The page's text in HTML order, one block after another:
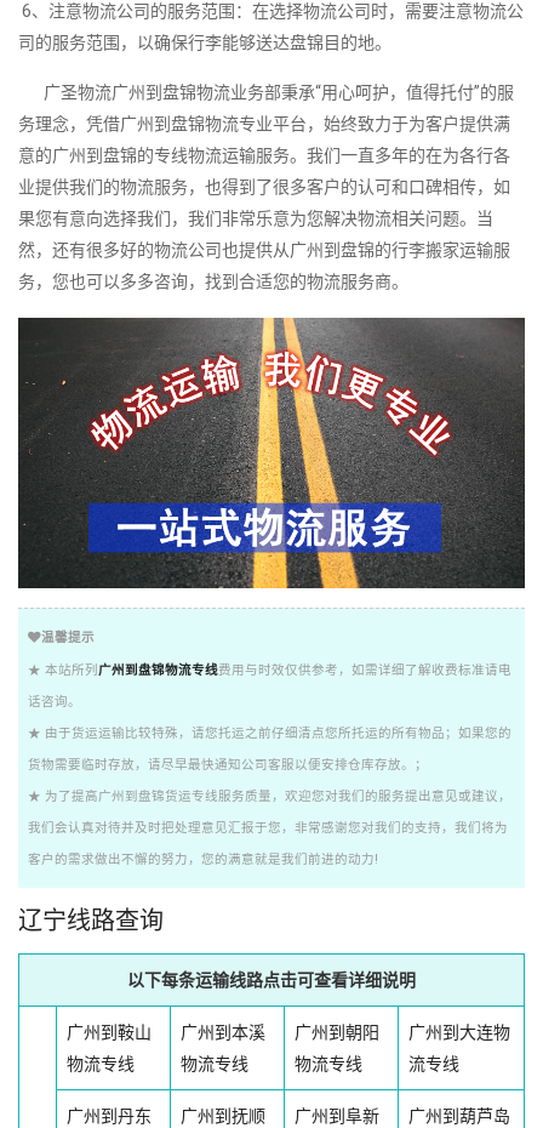
6、注意物流公司的服务范围：在选择物流公司时，需要注意物流公
司的服务范围，以确保行李能够送达盘锦目的地。
广圣物流广州到盘锦物流业务部秉承“用心呵护，值得托付”的服
务理念，凭借广州到盘锦物流专业平台，始终致力于为客户提供满
意的广州到盘锦的专线物流运输服务。我们一直多年的在为各行各
业提供我们的物流服务，也得到了很多客户的认可和口碑相传，如
果您有意向选择我们，我们非常乐意为您解决物流相关问题。当
然，还有很多好的物流公司也提供从广州到盘锦的行李搬家运输服
务，您也可以多多咨询，找到合适您的物流服务商。
温馨提示
★ 本站所列 广州到盘锦物流专线费用与时效仅供参考，如需详细了解收费标准请电
话咨询。
★ 由于货运运输比较特殊，请您托运之前仔细清点您所托运的所有物品；如果您的
货物需要临时存放，请尽早最快通知公司客服以便安排仓库存放。；
★ 为了提高广州到盘锦货运专线服务质量，欢迎您对我们的服务提出意见或建议，
我们会认真对待并及时把处理意见汇报于您，非常感谢您对我们的支持，我们将为
客户的需求做出不懈的努力，您的满意就是我们前进的动力!
辽宁线路查询
以下每条运输线路点击可查看详细说明
广州到鞍山
物流专线
广州到本溪
物流专线
广州到朝阳
物流专线
广州到大连物
流专线
广州到丹东
广州到抚顺
广州到阜新
广州到葫芦岛